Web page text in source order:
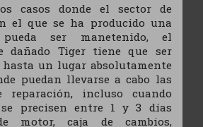
casos donde el sector de
el que se ha producido una
ser manetenido, el
dañado Tiger tiene que ser
hasta un lugar absolutamente
puedan llevarse a cabo las
reparación, incluso cuando
precisen entre 1 y 3 días
motor, caja de cambios,